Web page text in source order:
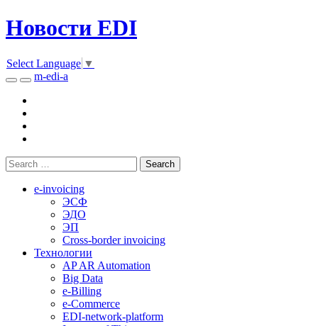
Новости EDI
Select Language ▼
m-edi-a
e-invoicing
ЭСФ
ЭДО
ЭП
Cross-border invoicing
Технологии
AP AR Automation
Big Data
e-Billing
e-Commerce
EDI-network-platform